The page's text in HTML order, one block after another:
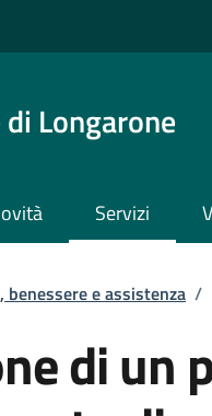
Longarone
Servizi
benessere e assistenza /
di un